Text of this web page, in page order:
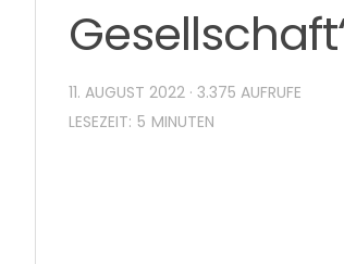
11. AUGUST 2022 · 3.375 AUFRUFE